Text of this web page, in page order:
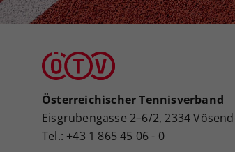
Österreichischer Tennisverband
Eisgrubengasse 2–6/2, 2334
Tel.: +43 1 865 45 06 - 0